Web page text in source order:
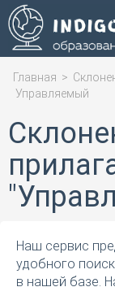
Главная >
Управляемый
Наш сервис
удобного
в нашей базе.